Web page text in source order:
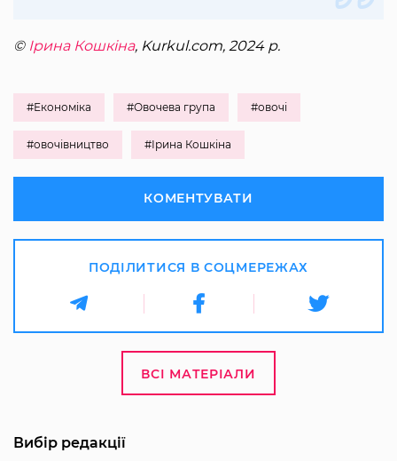
© Ірина Кошкіна, Kurkul.com, 2024 р.
#Економіка #Овочева група #овочі
#овочівництво #Ірина Кошкіна
КОМЕНТУВАТИ
ПОДІЛИТИСЯ В СОЦМЕРЕЖАХ
ВСІ МАТЕРІАЛИ
Вибір редакції